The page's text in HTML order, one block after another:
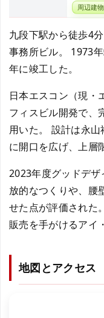
周辺建
九段下駅から徒歩4
事務所ビル。 1973
年に竣工した。
日本エスコン（現・
フィスビル開発で、
用いた。 設計は永
に開口を広げ、上層
2023年度グッドデ
放的なつくりや、腰
せた点が評価された
販売を手がけるアイ
地図とアクセス